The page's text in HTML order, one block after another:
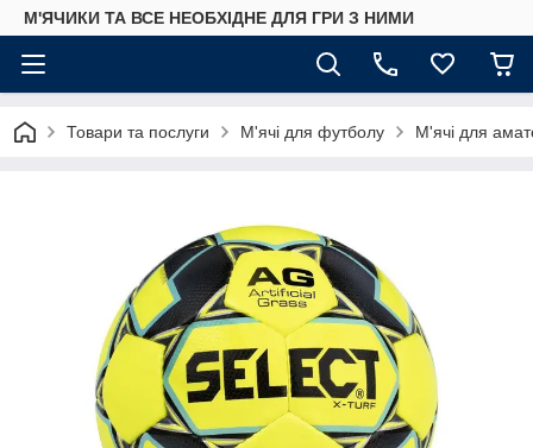
М'ЯЧИКИ ТА ВСЕ НЕОБХІДНЕ ДЛЯ ГРИ З НИМИ
Товари та послуги М'ячі для футболу М'ячі для